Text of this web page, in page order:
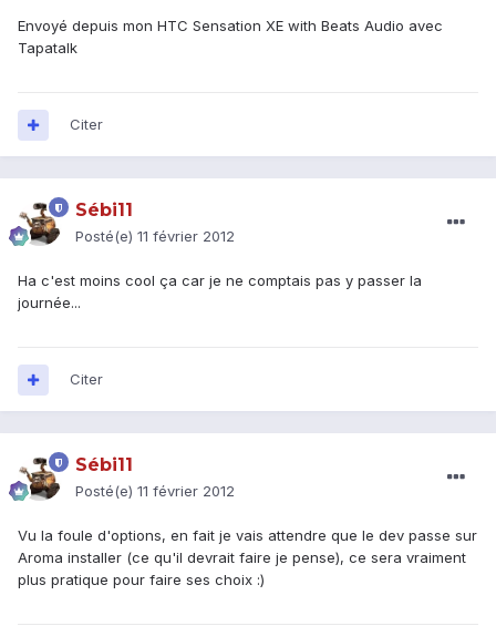
Envoyé depuis mon HTC Sensation XE with Beats Audio avec
Tapatalk
Citer
Sébi11
Posté(e) 11 février 2012
Ha c'est moins cool ça car je ne comptais pas y passer la
journée...
Citer
Sébi11
Posté(e) 11 février 2012
Vu la foule d'options, en fait je vais attendre que le dev passe sur
Aroma installer (ce qu'il devrait faire je pense), ce sera vraiment
plus pratique pour faire ses choix :)